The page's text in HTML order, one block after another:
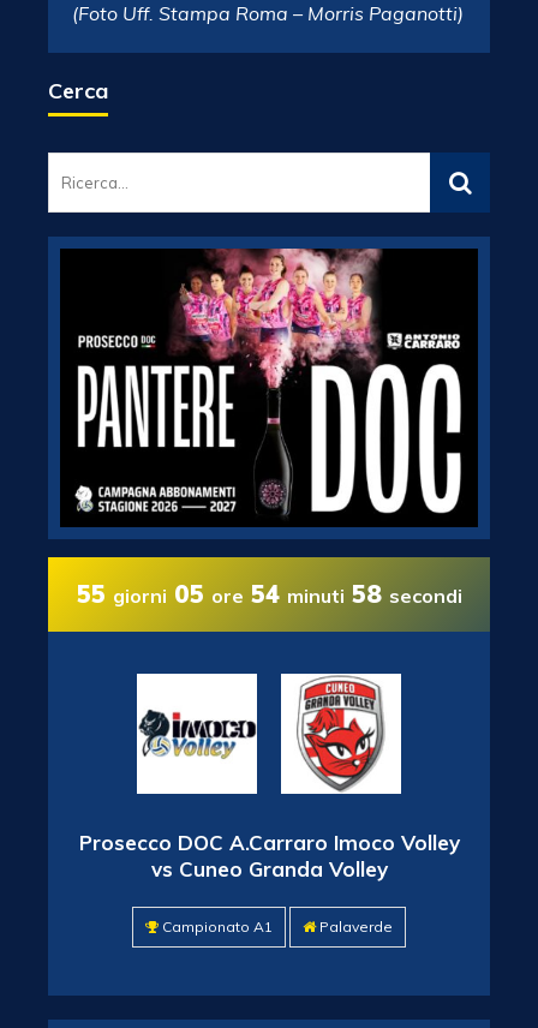
(Foto Uff. Stampa Roma – Morris Paganotti)
Cerca
55 giorni 05 ore 54 minuti 56 secondi
Prosecco DOC A.Carraro Imoco Volley
vs Cuneo Granda Volley
Campionato A1 Palaverde